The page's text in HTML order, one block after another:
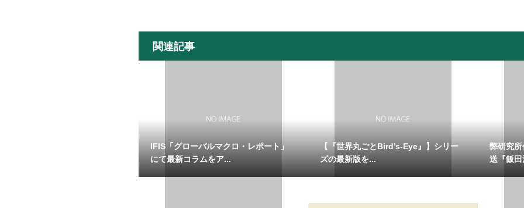
関連記事
IFIS「グローバルマクロ・レポート」
にて最新コラムをア...
【『世界丸ごとBird’s-Eye』】シリー
ズの最新版を...
弊研究
送『飯